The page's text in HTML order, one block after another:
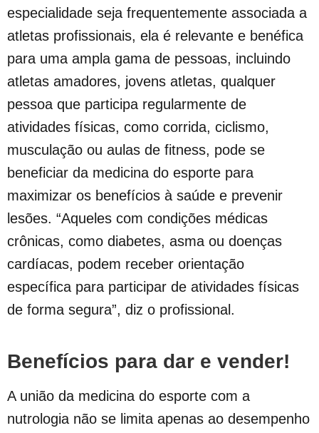
especialidade seja frequentemente associada a
atletas profissionais, ela é relevante e benéfica
para uma ampla gama de pessoas, incluindo
atletas amadores, jovens atletas, qualquer
pessoa que participa regularmente de
atividades físicas, como corrida, ciclismo,
musculação ou aulas de fitness, pode se
beneficiar da medicina do esporte para
maximizar os benefícios à saúde e prevenir
lesões. “Aqueles com condições médicas
crônicas, como diabetes, asma ou doenças
cardíacas, podem receber orientação
específica para participar de atividades físicas
de forma segura”, diz o profissional.
Benefícios para dar e vender!
A união da medicina do esporte com a
nutrologia não se limita apenas ao desempenho